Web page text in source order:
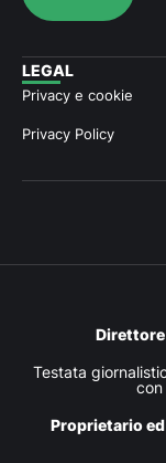
LEGAL
Privacy e cookie
Privacy Policy
Direttore
Testata
Proprietario